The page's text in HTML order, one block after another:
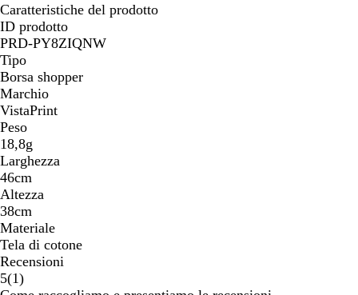
Caratteristiche del prodotto
ID prodotto
PRD-PY8ZIQNW
Tipo
Borsa shopper
Marchio
VistaPrint
Peso
18,8g
Larghezza
46cm
Altezza
38cm
Materiale
Tela di cotone
Recensioni
5(11
)